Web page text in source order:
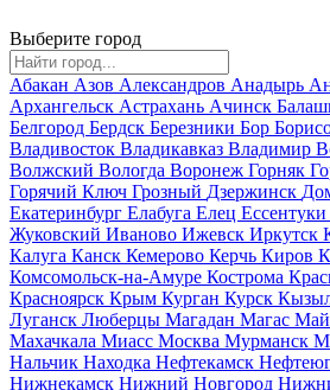
Выберите город
Абакан Азов Александров Анадырь
Архангельск Астрахань Ачинск
Белгород Бердск Березники Бор
Владивосток Владикавказ Владимир
Волжский Вологда Воронеж Горняк
Горячий Ключ Грозный Дзержинск
Екатеринбург Елабуга Елец Ессентуки
Жуковский Иваново Ижевск Иркутск
Калуга Канск Кемерово Керчь Киров
Комсомольск-на-Амуре Кострома
Красноярск Крым Курган Курск
Луганск Люберцы Магадан Магас
Махачкала Миасс Москва Мурманск
Нальчик Находка Нефтекамск
Нижнекамск Нижний Новгород